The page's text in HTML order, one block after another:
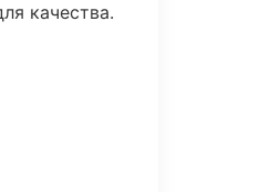
качества.